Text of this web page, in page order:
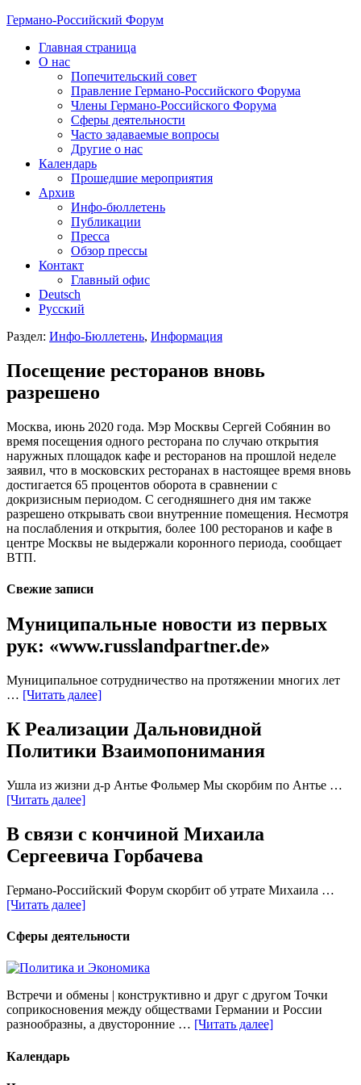
Германо-Российский Форум
Главная страница
О нас
Попечительский совет
Правление Германо-Российского Форума
Члены Германо-Российского Форума
Сферы деятельности
Часто задаваемые вопросы
Другие о нас
Календарь
Прошедшие мероприятия
Архив
Инфо-бюллетень
Публикации
Пресса
Обзор прессы
Контакт
Главный офис
Deutsch
Русский
Раздел: Инфо-Бюллетень, Информация
Посещение ресторанов вновь
разрешено
Москва, июнь 2020 года. Мэр Москвы Сергей Собянин во
время посещения одного ресторана по случаю открытия
наружных площадок кафе и ресторанов на прошлой неделе
заявил, что в московских ресторанах в настоящее время вновь
достигается 65 процентов оборота в сравнении с
докризисным периодом. С сегодняшнего дня им также
разрешено открывать свои внутренние помещения. Несмотря
на послабления и открытия, более 100 ресторанов и кафе в
центре Москвы не выдержали коронного периода, сообщает
ВТП.
Свежие записи
Муниципальные новости из первых
рук: «www.russlandpartner.de»
Муниципальное сотрудничество на протяжении многих лет
… [Читать далее]
К Реализации Дальновидной
Политики Взаимопонимания
Ушла из жизни д-р Антье Фольмер Мы скорбим по Антье …
[Читать далее]
В связи с кончиной Михаила
Сергеевича Горбачева
Германо-Российский Форум скорбит об утрате Михаила …
[Читать далее]
Сферы деятельности
Встречи и обмены | конструктивно и друг с другом Точки
соприкосновения между обществами Германии и России
разнообразны, а двусторонние … [Читать далее]
Календарь